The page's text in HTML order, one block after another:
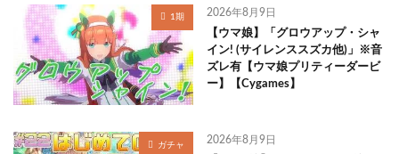
1期 2026年8月9日
【ウマ娘】「グロウアップ・シャ
イン! (サイレンススズカ他)」※音
ズレ有【ウマ娘プリティーダービ
ー】【Cygames】
ガチャ 2026年8月9日